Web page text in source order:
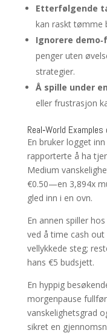
Etterfølgende
kan raskt tømme
Ignorere
penger uten
strategier.
Å spille under
eller frustrasjon
Real‑World
En bruker logget
rapporterte å ha
Medium
€0.50—en 3,894x
gled inn i en ovn.
En annen spiller
ved å time cash
vellykkede steg;
hans €5 budsjett.
En hyppig
morgenpause
vanskelighetsgrad
sikret en